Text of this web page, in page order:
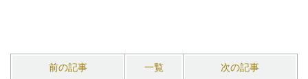
前の記事 一覧 次の記事